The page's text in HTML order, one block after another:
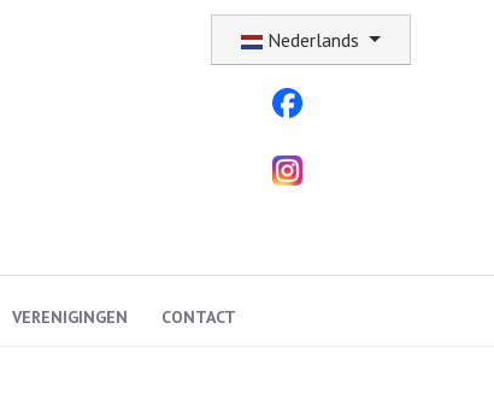
Nederlands
VERENIGINGEN CONTACT